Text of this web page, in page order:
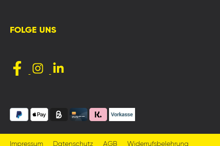
FOLGE UNS
Impressum Datenschutz AGB Widerrufsbelehrung